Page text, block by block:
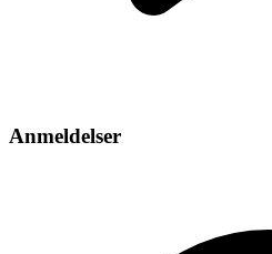
Anmeldelser